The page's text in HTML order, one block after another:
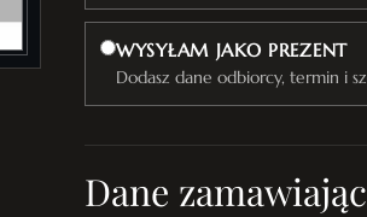
WYSYŁAM JAKO PREZENT
Dodasz dane odbiorcy, termin i
Dane